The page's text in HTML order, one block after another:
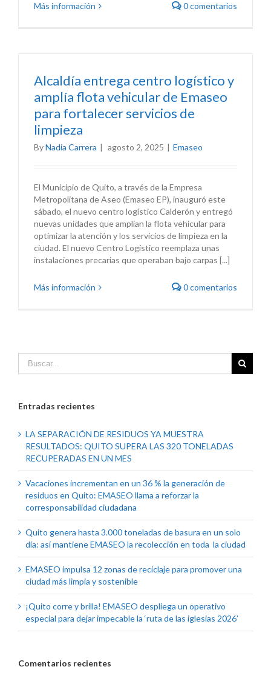
Más información 0 comentarios
Alcaldía entrega centro logístico y
amplía flota vehicular de Emaseo
para fortalecer servicios de
limpieza
ByNadia Carrera | agosto 2, 2025 | Emaseo
El Municipio de Quito, a través de la Empresa
Metropolitana de Aseo (Emaseo EP), inauguró este
sábado, el nuevo centro logístico Calderón y entregó
nuevas unidades que amplían la flota vehicular para
optimizar la atención y los servicios de limpieza en la
ciudad. El nuevo Centro Logístico reemplaza unas
instalaciones precarias que operaban bajo carpas [...]
Más información 0 comentarios
Entradas recientes
LA SEPARACIÓN DE RESIDUOS YA MUESTRA
RESULTADOS: QUITO SUPERA LAS 320 TONELADAS
RECUPERADAS EN UN MES
Vacaciones incrementan en un 36 % la generación de
residuos en Quito: EMASEO llama a reforzar la
corresponsabilidad ciudadana
Quito genera hasta 3.000 toneladas de basura en un solo
día: así mantiene EMASEO la recolección en toda la ciudad
EMASEO impulsa 12 zonas de reciclaje para promover una
ciudad más limpia y sostenible
¡Quito corre y brilla! EMASEO despliega un operativo
especial para dejar impecable la ‘ruta de las iglesias 2026’
Comentarios recientes